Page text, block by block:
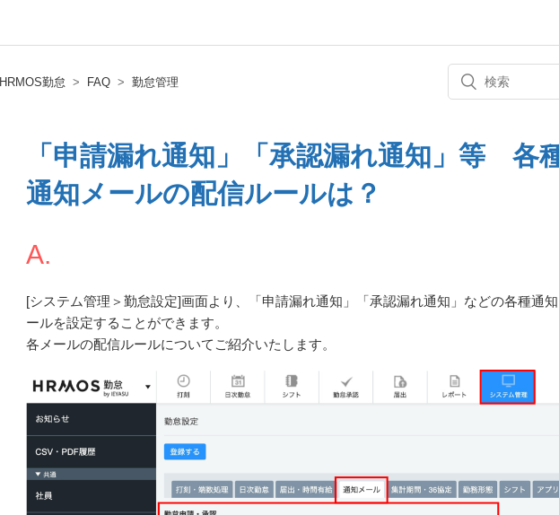
HRMOS勤怠 FAQ 勤怠管理
「申請漏れ通知」「承認漏れ通知」等 各
通知メールの配信ルールは？
A.
[システム管理＞勤怠設定]画面より、「申請漏れ通知」「承認漏れ通知」などの各種通
ールを設定することができます。
各メールの配信ルールについてご紹介いたします。